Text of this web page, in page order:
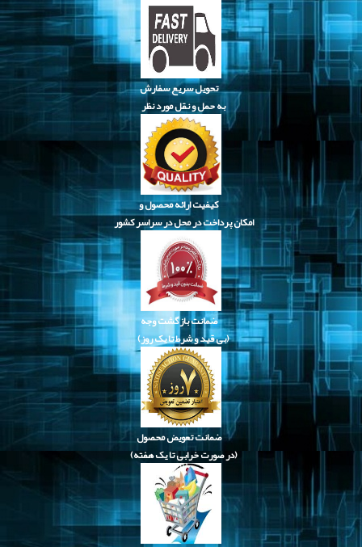
تحویل سریع سفارش
به حمل و نقل مورد نظر
کیفیت ارائه محصول و
امکان پرداخت در محل در سراسر کشور
ضمانت بازگشت وجه
(بی قید و شرط تا یک روز)
ضمانت تعویض محصول
(در صورت خرابی تا یک هفته)